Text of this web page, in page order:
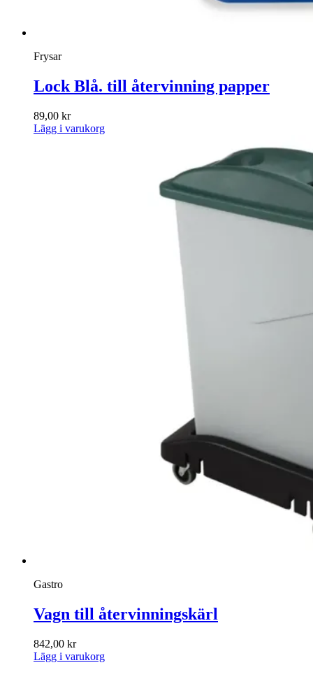
Frysar
Lock Blå. till återvinning papper
89,00 kr
Lägg i varukorg
Gastro
Vagn till återvinningskärl
842,00 kr
Lägg i varukorg